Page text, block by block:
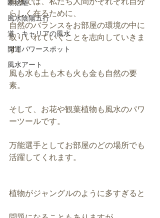
断捨離
風水陰陽五行
道・キャリアの風水
開運パワースポット
風水アート
らしく在るために、
自然のバランスをお部屋の環境の中に
取りいれていくことを志向していきま
す。
風も水も土も木も火も金も自然の要
素。
そして、お花や観葉植物も風水のパワ
ーツールです。
万能選手としてお部屋のどの場所でも
活躍してくれます。
植物がジャングルのように多すぎると